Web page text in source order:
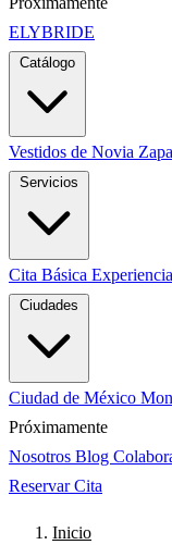
ELYBRIDE
Catálogo
Vestidos de Novia
Servicios
Cita Básica
Ciudades
Ciudad de México
Próximamente
Nosotros Blog
Reservar Cita
Inicio